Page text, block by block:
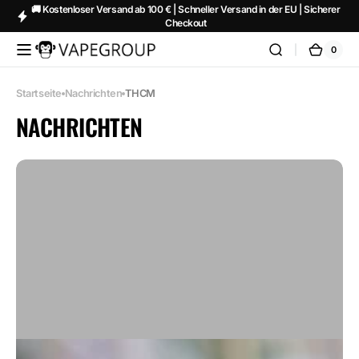
Zum
Inhalt
springen
🚚 Kostenloser Versand ab 100 € | Schneller Versand in der EU | Sicherer
Checkout
Vapeglobalstore.com 0
0
Startseite Nachrichten THCM
NACHRICHTEN